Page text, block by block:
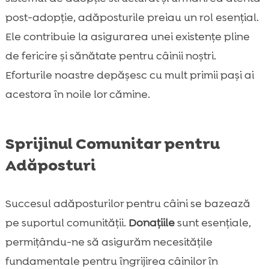
post-adopție, adăposturile preiau un rol esențial.
Ele contribuie la asigurarea unei existențe pline
de fericire și sănătate pentru câinii noștri.
Eforturile noastre depășesc cu mult primii pași ai
acestora în noile lor cămine.
Sprijinul Comunitar pentru
Adăposturi
Succesul adăposturilor pentru câini se bazează
pe suportul comunității. Donațiilesunt esențiale,
permițându-ne să asigurăm necesitățile
fundamentale pentru îngrijirea câinilor în